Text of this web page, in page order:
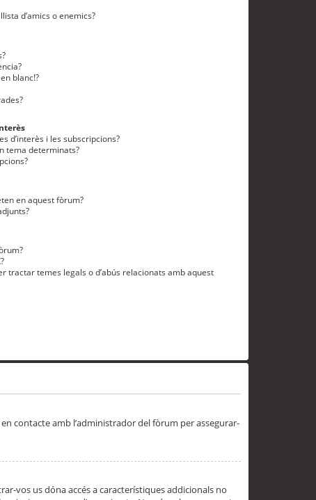
d’amics o enemics?
blanc!?
d’interès i les subscripcions?
tema determinats?
en aquest fòrum?
tractar temes legals o d’abús relacionats amb aquest
contacte amb l’administrador del fòrum per assegurar-
vos us dóna accés a característiques addicionals no